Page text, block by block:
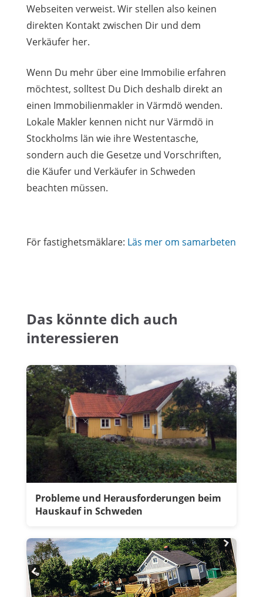
Webseiten verweist. Wir stellen also keinen
direkten Kontakt zwischen Dir und dem
Verkäufer her.
Wenn Du mehr über eine Immobilie erfahren
möchtest, solltest Du Dich deshalb direkt an
einen Immobilienmakler in Värmdö wenden.
Lokale Makler kennen nicht nur Värmdö in
Stockholms län wie ihre Westentasche,
sondern auch die Gesetze und Vorschriften,
die Käufer und Verkäufer in Schweden
beachten müssen.
För fastighetsmäklare: Läs mer om samarbeten
Das könnte dich auch
interessieren
Probleme und Herausforderungen beim
Hauskauf in Schweden